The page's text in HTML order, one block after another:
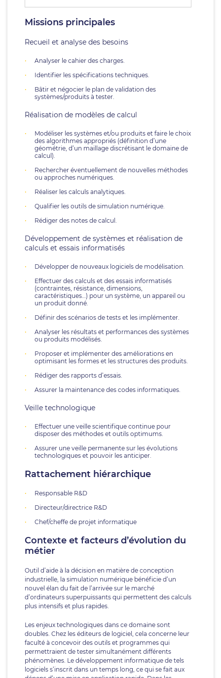
Missions principales
Recueil et analyse des besoins
Analyser le cahier des charges.
Identifier les spécifications techniques.
Bâtir et négocier le plan de validation des
systèmes/produits à tester.
Réalisation de modèles de calcul
Modéliser les systèmes et/ou produits et faire le choix
des algorithmes appropriés (définition d’une
géométrie, d’un maillage discrétisant le domaine de
calcul).
Rechercher éventuellement de nouvelles méthodes
ou approches numériques.
Réaliser les calculs analytiques.
Qualifier les outils de simulation numérique.
Rédiger des notes de calcul.
Développement de systèmes et réalisation de
calculs et essais informatisés
Développer de nouveaux logiciels de modélisation.
Effectuer des calculs et des essais informatisés
(contraintes, résistance, dimensions,
caractéristiques…) pour un système, un appareil ou
un produit donné.
Définir des scénarios de tests et les implémenter.
Analyser les résultats et performances des systèmes
ou produits modélisés.
Proposer et implémenter des améliorations en
optimisant les formes et les structures des produits.
Rédiger des rapports d’essais.
Assurer la maintenance des codes informatiques.
Veille technologique
Effectuer une veille scientifique continue pour
disposer des méthodes et outils optimums.
Assurer une veille permanente sur les évolutions
technologiques et pouvoir les anticiper.
Rattachement hiérarchique
Responsable R&D
Directeur/directrice R&D
Chef/cheffe de projet informatique
Contexte et facteurs d’évolution du
métier
Outil d’aide à la décision en matière de conception
industrielle, la simulation numérique bénéficie d’un
nouvel élan du fait de l’arrivée sur le marché
d’ordinateurs superpuissants qui permettent des calculs
plus intensifs et plus rapides.
Les enjeux technologiques dans ce domaine sont
doubles. Chez les éditeurs de logiciel, cela concerne leur
faculté à concevoir des outils et programmes qui
permettraient de tester simultanément différents
phénomènes. Le développement informatique de tels
logiciels s’inscrit dans un temps long, ce qui se fait aux